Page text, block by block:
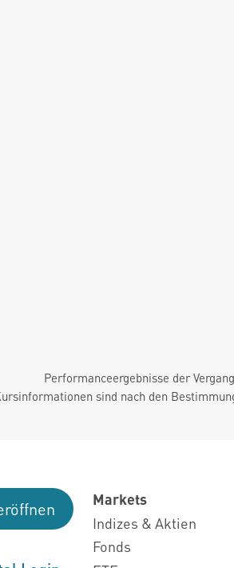
Performanceergebnisse der
sind nach den
Markets
Indizes & Aktien
Fonds